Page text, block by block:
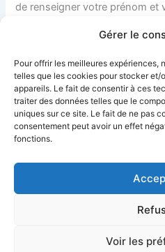
Gérer le
Pour offrir les meilleures expériences,
telles que les cookies pour stocker et/
appareils. Le fait de consentir à ces
traiter des données telles que le
uniques sur ce site. Le fait de ne pas
consentement peut avoir un effet
fonctions.
Voir les
de renseigner votre prénom et
F
a
c
e
b
o
Pi
nt
er
st
M
a
st
d
o
R
e
d
t
PRÉCÉDENT
Copyright © 2026 Soochrys | Le
Apprendre